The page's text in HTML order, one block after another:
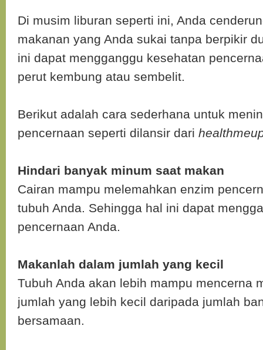
Di musim liburan seperti ini, Anda
makanan yang Anda sukai tanpa berpikir
ini dapat mengganggu kesehatan
perut kembung atau sembelit.
Berikut adalah cara sederhana untuk
pencernaan seperti dilansir dari
Hindari banyak minum saat makan
Cairan mampu melemahkan enzim
tubuh Anda. Sehingga hal ini dapat
pencernaan Anda.
Makanlah dalam jumlah yang kecil
Tubuh Anda akan lebih mampu mencerna
jumlah yang lebih kecil daripada jumlah
bersamaan.